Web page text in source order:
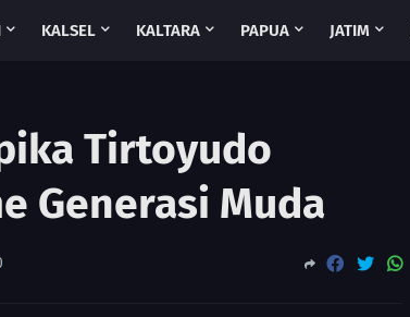
KALSEL KALTARA PAPUA JATIM
Tirtoyudo
Generasi Muda